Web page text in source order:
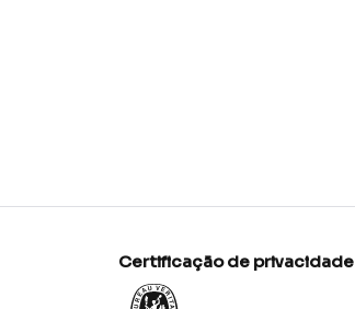
Certificação de privacidade